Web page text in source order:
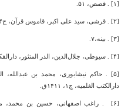
[۱] . قصص، ۵۱.
[۲] . قرشی، سید علی اکبر، قاموس قرآن، ج۴، ص۹۵، تهران، دارالکتب الاسلامیه، ۱۳۷۱ش.
[۳] . بینه،۷.
[۴] . سیوطی، جلال‌الدین، الدر المنثور، دارالفکر، ج ۸، ص ۵۸۹؛ رک: الغدیر، ج ۲، ص ۵۷ و ۵۸.
دارالکتب الغلمیه، چ۱، ۱۴۱۱ق.